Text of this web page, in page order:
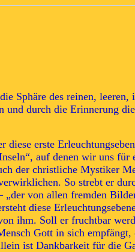
Sphäre des reinen, leeren,
durch die Erinnerung
erste
auf denen wir uns
der christliche Mystiker
So strebt er
„der von allen fremden
diese
ihm. Soll er fruchtbar
Gott in sich
ist Dankbarkeit für die